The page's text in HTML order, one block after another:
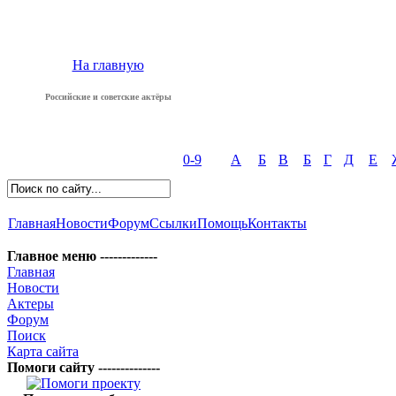
На главную
Российские и советские актёры
0-9 А Б В Б Г Д Е
ГлавнаяНовостиФорумСсылкиПомощьКонтакты
Главное меню -------------
Главная
Новости
Актеры
Форум
Поиск
Карта сайта
Помоги сайту --------------